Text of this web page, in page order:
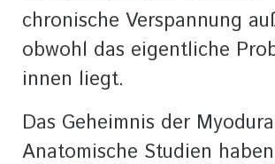
chronische Verspannung
obwohl das eigentliche
innen liegt.
Das Geheimnis der
Anatomische Studien